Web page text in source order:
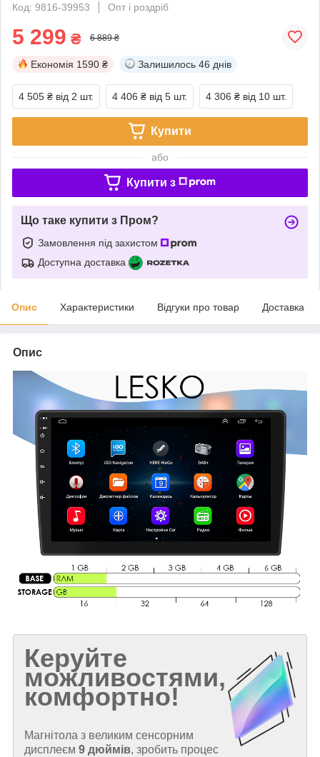
Код: 9816-39953
Опт і роздріб
5 299 ₴ 6 889 ₴
Економія 1590 ₴ Залишилось 46 днів
4 505 ₴ від 2 шт. 4 406 ₴ від 5 шт. 4 306 ₴ від 10 шт.
Купити
або
Купити з
Що таке купити з Пром?
Замовлення під захистом
Доступна доставка
Опис Характеристики Відгуки про товар Доставка
Опис
Керуйте
можливостями,
комфортно!
Магнітола з великим сенсорним
дисплеєм 9 дюймів, зробить процес